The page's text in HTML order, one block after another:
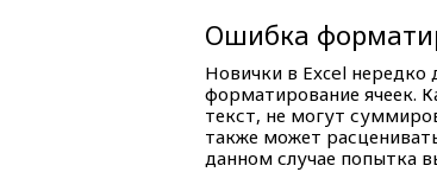
Ошибка
Новички в Excel
форматирование ячеек.
текст, не могут
также может
данном случае попытка